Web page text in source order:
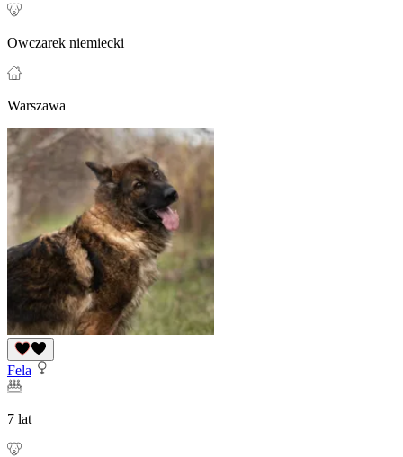
Owczarek niemiecki
Warszawa
Fela
7 lat